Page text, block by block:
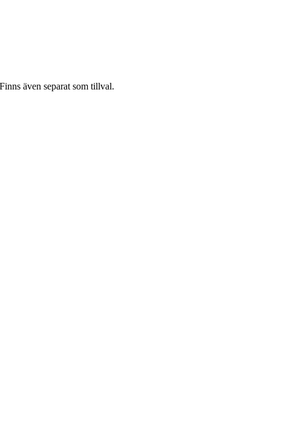
även separat som tillval.